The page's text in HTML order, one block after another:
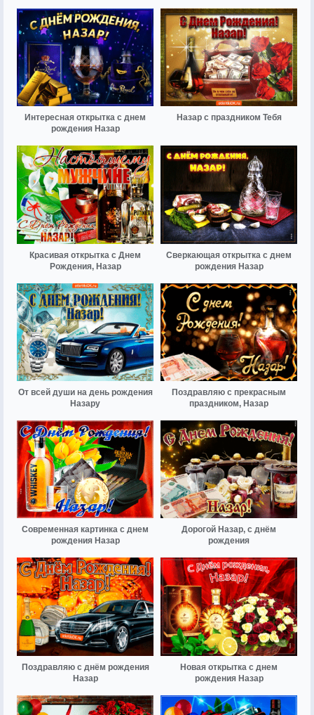
Интересная открытка с днем
рождения Назар
Назар с праздником Тебя
Красивая открытка с Днем
Рождения, Назар
Сверкающая открытка с днем
рождения Назар
От всей души на день рождения
Назару
Поздравляю с прекрасным
праздником, Назар
Современная картинка с днем
рождения Назар
Дорогой Назар, с днём
рождения
Поздравляю с днём рождения
Назар
Новая открытка с днем
рождения Назар